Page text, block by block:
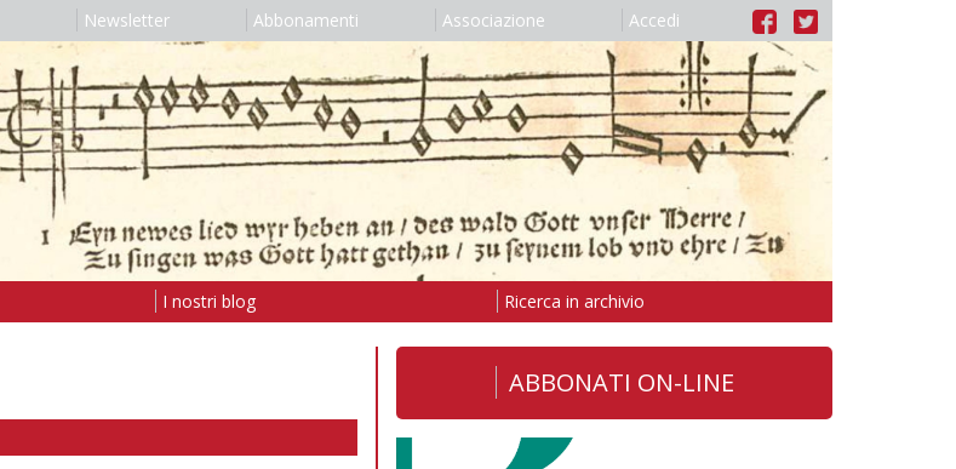
Newsletter Abbonamenti Associazione Accedi
I nostri blog Ricerca in archivio
ABBONATI ON-LINE